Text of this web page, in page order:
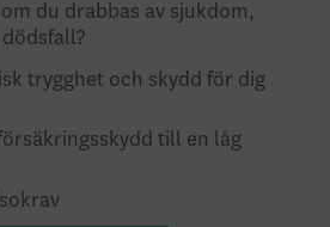
du drabbas av sjukdom,
trygghet och skydd för dig
till en låg